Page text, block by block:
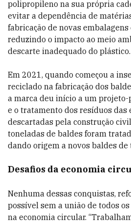
polipropileno na sua própria
evitar a dependência de
fabricação de novas embalagens
reduzindo o impacto ao meio
descarte inadequado do plástico.
Em 2021, quando começou a
reciclado na fabricação dos
a marca deu início a um
e o tratamento dos resíduos das
descartadas pela construção
toneladas de baldes foram
dando origem a novos baldes de
Desafios da economia
Nenhuma dessas conquistas,
possível sem a união de todos
na economia circular.